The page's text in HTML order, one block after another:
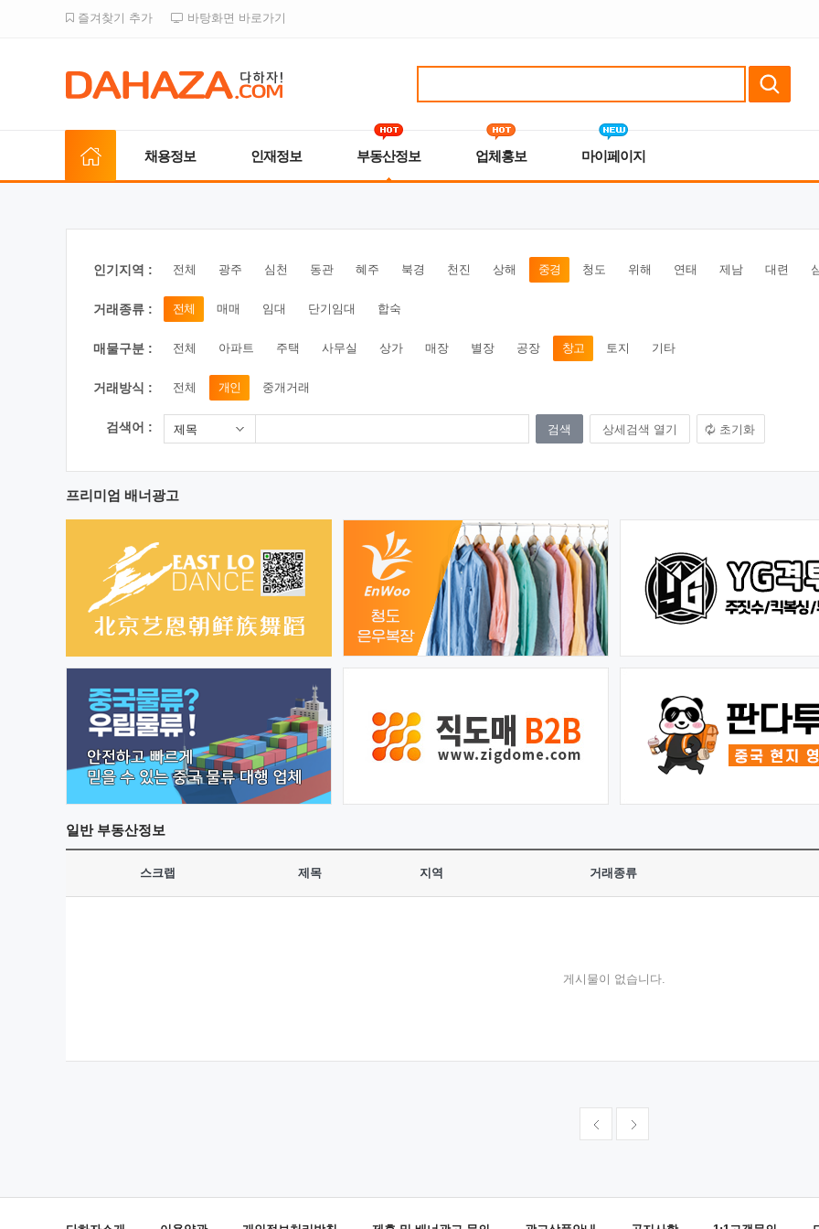
즐겨찾기 추가 바탕화면 바로가기
채용정보 인재정보 부동산정보 업체홍보 마이페이지
인기지역 : 전체 광주 심천 동관 혜주 북경 천진 상해 중경 청도 위해 연태 제남 대련
거래종류 : 전체 매매 임대 단기임대 합숙
매물구분 : 전체 아파트 주택 사무실 상가 매장 별장 공장 창고 토지 기타
거래방식 : 전체 개인 중개거래
검색어 : 제목 상세검색 열기 초기화
프리미엄 배너광고
일반부동산정보
스크랩 제목 지역 거래종류
게시물이 없습니다.